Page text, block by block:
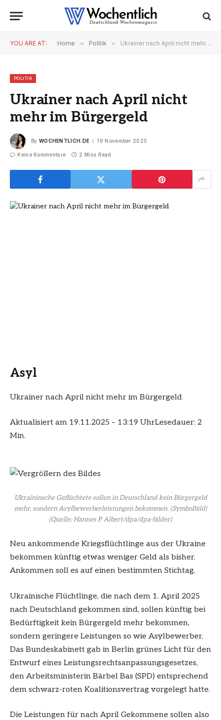
YOU ARE AT: Home » Politik » Ukrainer nach April nicht mehr im Bürgergeld
POLITIK
Ukrainer nach April nicht
mehr im Bürgergeld
By WOCHENTLICH.DE 19 November 2025
Keine Kommentare 2 Mins Read
Asyl
Ukrainer nach April nicht mehr im Bürgergeld
Aktualisiert am 19.11.2025 – 13:19 UhrLesedauer: 2
Min.
Ukraininsche Geflüchtete sollen in Deutschland kein Bürgergeld
mehr, sondern Asylbewerberleistungen bekommen. (Symbolbild)
(Quelle: Hannes P. Albert/dpa/dpa-bilder)
Neu ankommende Kriegsflüchtlinge aus der Ukraine
bekommen künftig etwas weniger Geld als bisher.
Ankommen soll es auf einen bestimmten Stichtag.
Ukrainische Flüchtlinge, die nach dem 1. April 2025
nach Deutschland gekommen sind, sollen künftig bei
Bedürftigkeit kein Bürgergeld mehr bekommen,
sondern geringere Leistungen so wie Asylbewerber.
Das Bundeskabinett gab in Berlin grünes Licht für den
Entwurf eines Leistungsrechtsanpassungsgesetzes,
den Arbeitsministerin Bärbel Bas (SPD) entsprechend
dem schwarz-roten Koalitionsvertrag vorgelegt hatte.
Die Leistungen für nach April Gekommene sollen also